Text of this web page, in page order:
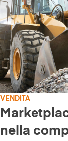
VENDITA
nella